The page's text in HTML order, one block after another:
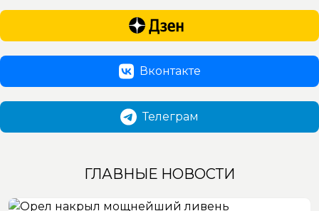
Вконтакте
Телеграм
ГЛАВНЫЕ НОВОСТИ